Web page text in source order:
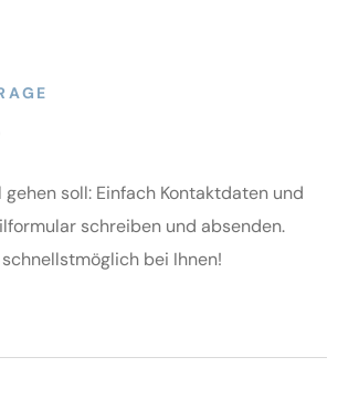
gehen soll: Einfach Kontaktdaten und
schreiben und absenden.
bei Ihnen!